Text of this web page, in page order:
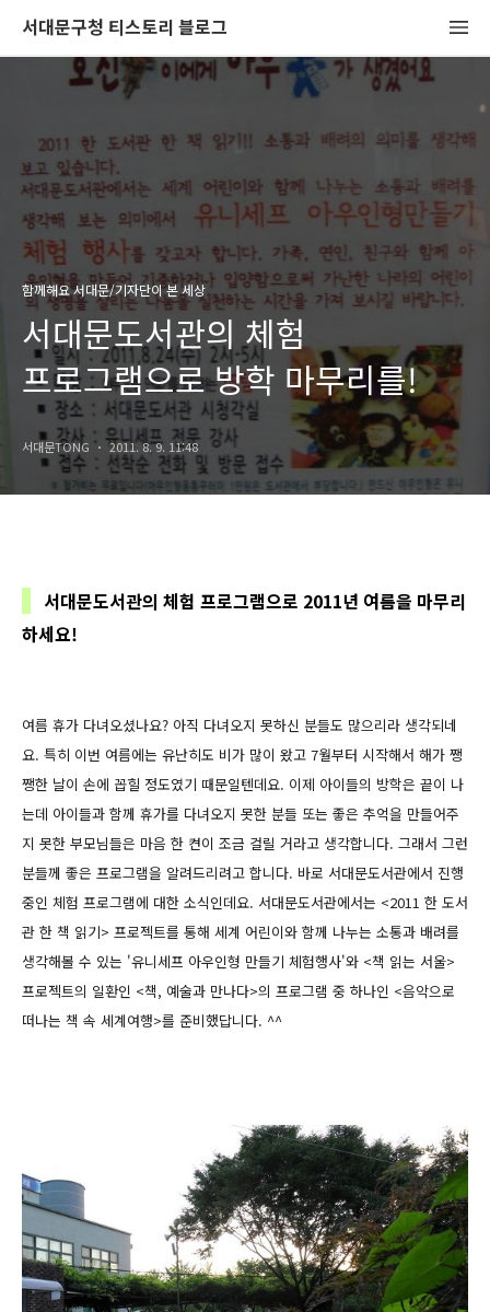
서대문구청 티스토리 블로그
함께해요 서대문/기자단이 본 세상
서대문도서관의 체험
프로그램으로 방학 마무리를!
서대문TONG 2011. 8. 9. 11:48
서대문도서관의 체험 프로그램으로 2011년 여름을 마무리
하세요!
여름 휴가 다녀오셨나요? 아직 다녀오지 못하신 분들도 많으리라 생각되네
요. 특히 이번 여름에는 유난히도 비가 많이 왔고 7월부터 시작해서 해가 쨍
쨍한 날이 손에 꼽힐 정도였기 때문일텐데요. 이제 아이들의 방학은 끝이 나
는데 아이들과 함께 휴가를 다녀오지 못한 분들 또는 좋은 추억을 만들어주
지 못한 부모님들은 마음 한 켠이 조금 걸릴 거라고 생각합니다. 그래서 그런
분들께 좋은 프로그램을 알려드리려고 합니다. 바로 서대문도서관에서 진행
중인 체험 프로그램에 대한 소식인데요. 서대문도서관에서는 <2011 한 도서
관 한 책 읽기> 프로젝트를 통해 세계 어린이와 함께 나누는 소통과 배려를
생각해볼 수 있는 '유니세프 아우인형 만들기 체험행사'와 <책 읽는 서울>
프로젝트의 일환인 <책, 예술과 만나다>의 프로그램 중 하나인 <음악으로
떠나는 책 속 세계여행>를 준비했답니다. ^^